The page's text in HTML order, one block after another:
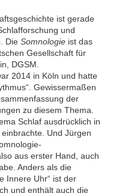
ist gerade
und
DieSomnologie ist das
Gesellschaft für
DGSM.
2014 in Köln und hatte
Gewissermaßen
der
zu diesem Thema.
Schlaf ausdrücklich in
Und Jürgen
aus erster Hand, auch
Anders als die
Innere Uhr“ ist der
und enthält auch die